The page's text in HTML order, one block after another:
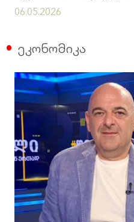
ევროკომისიამ
დიალოგი უნდა დაიწყოს
06.05.2026
ეკონომიკა